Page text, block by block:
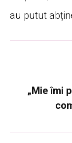
au putut
„Mie îmi